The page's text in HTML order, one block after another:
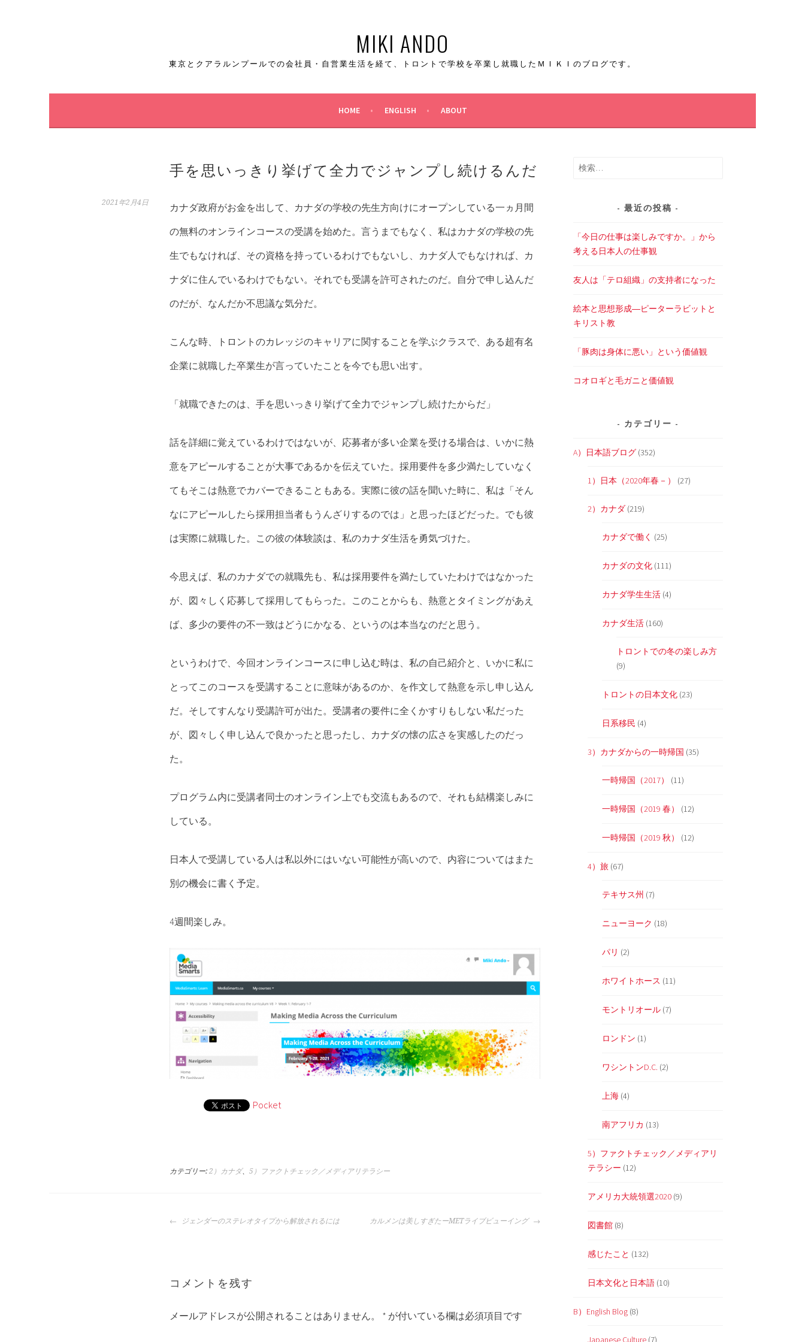
へ
MIKI ANDO
東京とクアラルンプールでの会社員・自営業生活を経て、トロントで学校を卒業し就職したＭＩＫＩのブログです。
HOME ENGLISH ABOUT
手を思いっきり挙げて全力でジャンプし続けるんだ
2021年2月4日
カナダ政府がお金を出して、カナダの学校の先生方向けにオープンしている一ヵ月間
の無料のオンラインコースの受講を始めた。言うまでもなく、私はカナダの学校の先
生でもなければ、その資格を持っているわけでもないし、カナダ人でもなければ、カ
ナダに住んでいるわけでもない。 それでも受講を許可されたのだ。自分で申し込んだ
のだが、なんだか不思議な気分だ。
こんな時、トロントのカレッジのキャリアに関することを学ぶクラスで、ある超有名
企業に就職した卒業生が言っていたことを今でも思い出す。
「就職できたのは、手を思いっきり挙げて全力でジャンプし続けたからだ」
話を詳細に覚えているわけではないが、応募者が多い企業を受ける場合は、いかに熱
意をアピールすることが大事であるかを伝えていた。採用要件を多少満たしていなく
てもそこは熱意でカバーできることもある。実際に彼の話を聞いた時に、私は「そん
なにアピールしたら採用担当者もうんざりするのでは」と思ったほどだった。でも彼
は実際に就職した。この彼の体験談は、私のカナダ生活を勇気づけた。
今思えば、私のカナダでの就職先も、私は採用要件を満たしていたわけではなかった
が、図々しく応募して採用してもらった。このことからも、熱意とタイミングがあえ
ば、多少の要件の不一致はどうにかなる、というのは本当なのだと思う。
というわけで、今回オンラインコースに申し込む時は、私の自己紹介と、いかに私に
とってこのコースを受講することに意味があるのか、を作文して熱意を示し申し込ん
だ。そしてすんなり受講許可が出た。受講者の要件に全くかすりもしない私だった
が、図々しく申し込んで良かったと思ったし、カナダの懐の広さを実感したのだっ
た。
プログラム内に受講者同士のオンライン上でも交流もあるので、それも結構楽しみに
している。
日本人で受講している人は私以外にはいない可能性が高いので、内容についてはまた
別の機会に書く予定。
4週間楽しみ。
Pocket
カテゴリー: 2）カナダ、 5）ファクトチェック／メディアリテラシー
投
稿
ー
ョ
ジェンダーのステレオタイプから解放されるには カルメンは美しすぎたーMETライブビューイング
コメントを残す
メールアドレスが公開されることはありません。 * が付いている欄は必須項目です
検
最近の投稿
「今日の仕事は楽しみですか。」から
考える日本人の仕事観
友人は「テロ組織」の支持者になった
絵本と思想形成―ピーターラビットと
キリスト教
「豚肉は身体に悪い」という価値観
コオロギと毛ガニと価値観
カテゴリー
A）日本語ブログ (352)
1）日本（2020年春－） (27)
2）カナダ (219)
カナダで働く (25)
カナダの文化 (111)
カナダ学生生活 (4)
カナダ生活 (160)
トロントでの冬の楽しみ方
(9)
トロントの日本文化 (23)
日系移民 (4)
3）カナダからの一時帰国 (35)
一時帰国（2017） (11)
一時帰国（2019 春） (12)
一時帰国（2019 秋） (12)
4）旅 (67)
テキサス州 (7)
ニューヨーク (18)
パリ (2)
ホワイトホース (11)
モントリオール (7)
ロンドン (1)
ワシントンD.C. (2)
上海 (4)
南アフリカ (13)
5）ファクトチェック／メディアリ
テラシー (12)
アメリカ大統領選2020 (9)
図書館 (8)
感じたこと (132)
日本文化と日本語 (10)
B）English Blog (8)
Japanese Culture (7)